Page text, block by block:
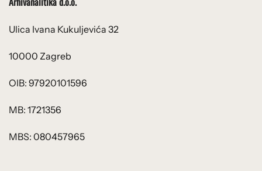
Ulica Ivana Kukuljevića 32
10000 Zagreb
OIB: 97920101596
MB: 1721356
MBS: 080457965